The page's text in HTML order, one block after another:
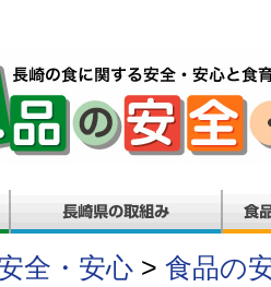
全・安心 > 食品の